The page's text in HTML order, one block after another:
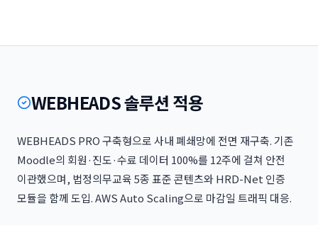
WEBHEADS 솔루션 적용
WEBHEADS PRO 구축형으로 사내 폐쇄망에 전면 재구축. 기존
Moodle의 회원·진도·수료 데이터 100%를 12주에 걸쳐 안전
이관했으며, 법정의무교육 5종 표준 콘텐츠와 HRD-Net 인증
모듈을 함께 도입. AWS Auto Scaling으로 마감일 트래픽 대응.